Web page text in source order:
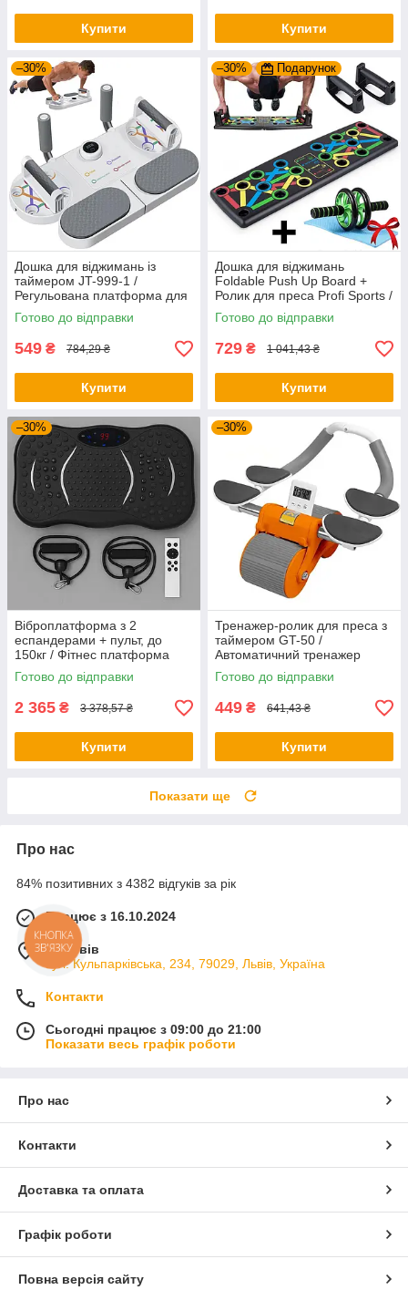
Купити Купити
–30%
Дошка для віджимань із
таймером JT-999-1 /
Регульована платформа для
віджимань / Фітнес тренажер
для преса
Готово до відправки
549 ₴ 784,29 ₴
Купити
–30% Подарунок
Дошка для віджимань
Foldable Push Up Board +
Ролик для преса Profi Sports /
Платформа з упорами
Готово до відправки
729 ₴ 1 041,43 ₴
Купити
–30%
Віброплатформа з 2
еспандерами + пульт, до
150кг / Фітнес платформа
для вправ на все тіло
Готово до відправки
2 365 ₴ 3 378,57 ₴
Купити
–30%
Тренажер-ролик для преса з
таймером GT-50 /
Автоматичний тренажер
колесо / Тренажер для преса
Готово до відправки
449 ₴ 641,43 ₴
Купити
Показати ще
Про нас
84% позитивних з 4382 відгуків за рік
Працює з 16.10.2024
м. Львів
вул. Кульпарківська, 234, 79029, Львів, Україна
Контакти
Сьогодні працює з 09:00 до 21:00
Показати весь графік роботи
Про нас
Контакти
Доставка та оплата
Графік роботи
Повна версія сайту
КНОПКА
ЗВ'ЯЗКУ